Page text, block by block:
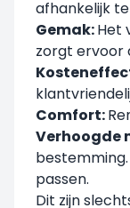
afhankelijk
Gemak:Het
zorgt ervoor
Comfort:
Verhoogde
passen.
Dit zijn